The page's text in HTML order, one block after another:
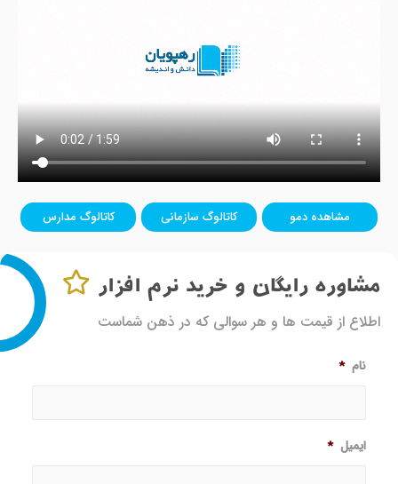
مشاهده دمو کاتالوگ سازمانی کاتالوگ مدارس
مشاوره رایگان و خرید نرم افزار
اطلاع از قیمت ها و هر سوالی که در ذهن شماست
نام *
ایمیل *